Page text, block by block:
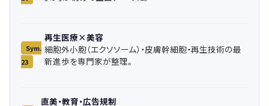
Sym.
23
再生医療×美容
細胞外小胞（エクソソーム）・皮膚幹細胞・再生技術の最
新進歩を専門家が整理。
直美・教育・広告規制